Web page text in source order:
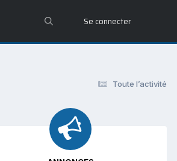
Se connecter
Toute l’activité